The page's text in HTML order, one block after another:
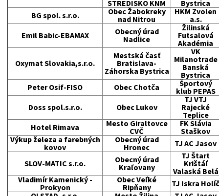
STREDISKO KNM
Bystrica
BG spol. s.r.o.
Obec Žabokreky
nad Nitrou
HKM Zvolen
a.s.
Emil Babic-EBAMAX
Obecný úrad
Nadlice
Žilinská
Futsalová
Akadémia
Oxymat Slovakia,s.r.o.
Mestská časť
Bratislava-
Záhorska Bystrica
VK
Milanotrade
Banská
Bystrica
Peter Osif-FISO
Obec Chotča Športový
klub PEPAS
Doss spol.s.r.o.
Obec Lukov
TJ VTJ
Rajecké
Teplice
Hotel Rimava
Mesto Giraltovce
CVČ
FK Slávia
Staškov
Výkup železa a farebných
kovov
Obecný úrad
Hronec
TJ AC Jasov
SLOV-MATIC s.r.o.
Obecný úrad
Kraľovany
TJ Štart
Krištáľ
Valaská Belá
Vladimír Kamenický -
Prokyon
Obec Veľké
Ripňany
TJ Iskra Holíč